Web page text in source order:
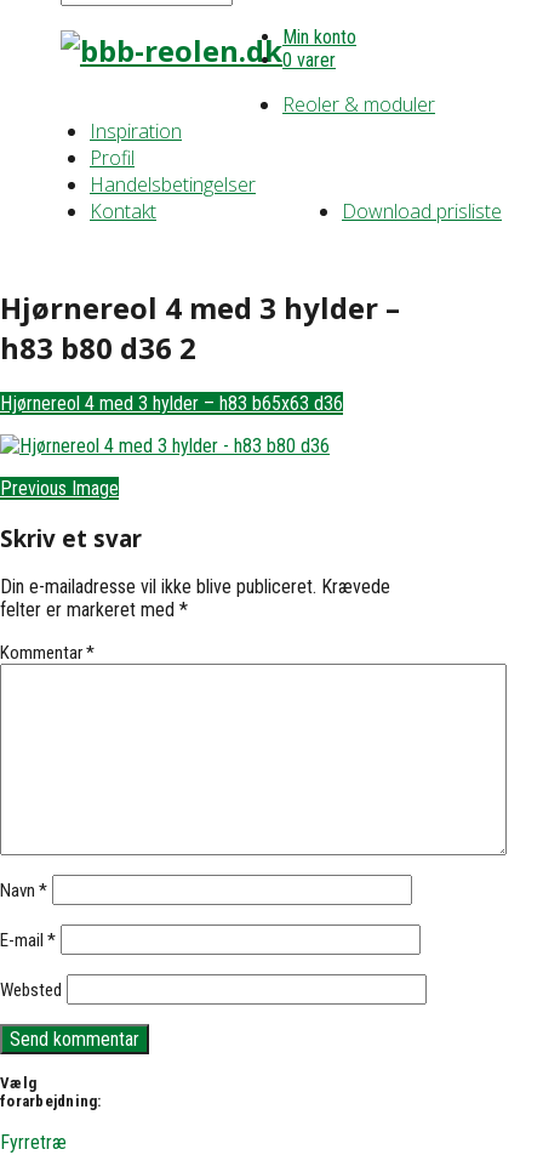
Min konto
0 varer
Reoler & moduler
Inspiration
Profil
Handelsbetingelser
Download prisliste
Kontakt
Hjørnereol 4 med 3 hylder –
h83 b80 d36 2
Hjørnereol 4 med 3 hylder – h83 b65x63 d36
Previous Image
Skriv et svar
Din e-mailadresse vil ikke blive publiceret. Krævede
felter er markeret med *
Kommentar*
Navn *
E-mail *
Websted
Vælg
forarbejdning:
Fyrretræ